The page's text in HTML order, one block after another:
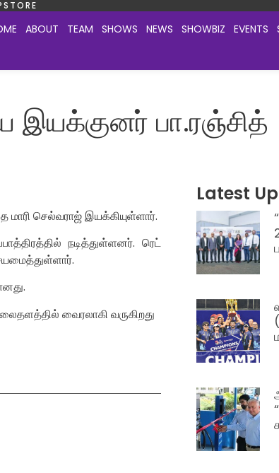
ABOUT TEAM SHOWS NEWS SHOWBIZ EVENTS
இயக்குனர் பா.ரஞ்சித்
மாரி செல்வராஜ் இயக்கியுள்ளார்.
நடித்துள்ளனர். ரெட்
வைரலாகி வருகிறது
Latest